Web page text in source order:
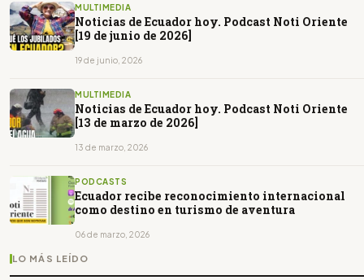
MULTIMEDIA
Noticias de Ecuador hoy. Podcast Noti Oriente
[19 de junio de 2026]
19 de junio, 2026
MULTIMEDIA
Noticias de Ecuador hoy. Podcast Noti Oriente
[13 de marzo de 2026]
13 de marzo, 2026
PODCASTS
Ecuador recibe reconocimiento internacional
como destino en turismo de aventura
06 de marzo, 2026
LO MÁS LEÍDO